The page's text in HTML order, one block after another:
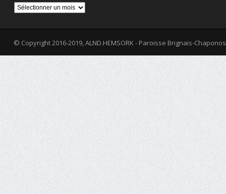
Archives
© Copyright 2016-2019, ALND.HEMSORK - Paroisse Brignais-